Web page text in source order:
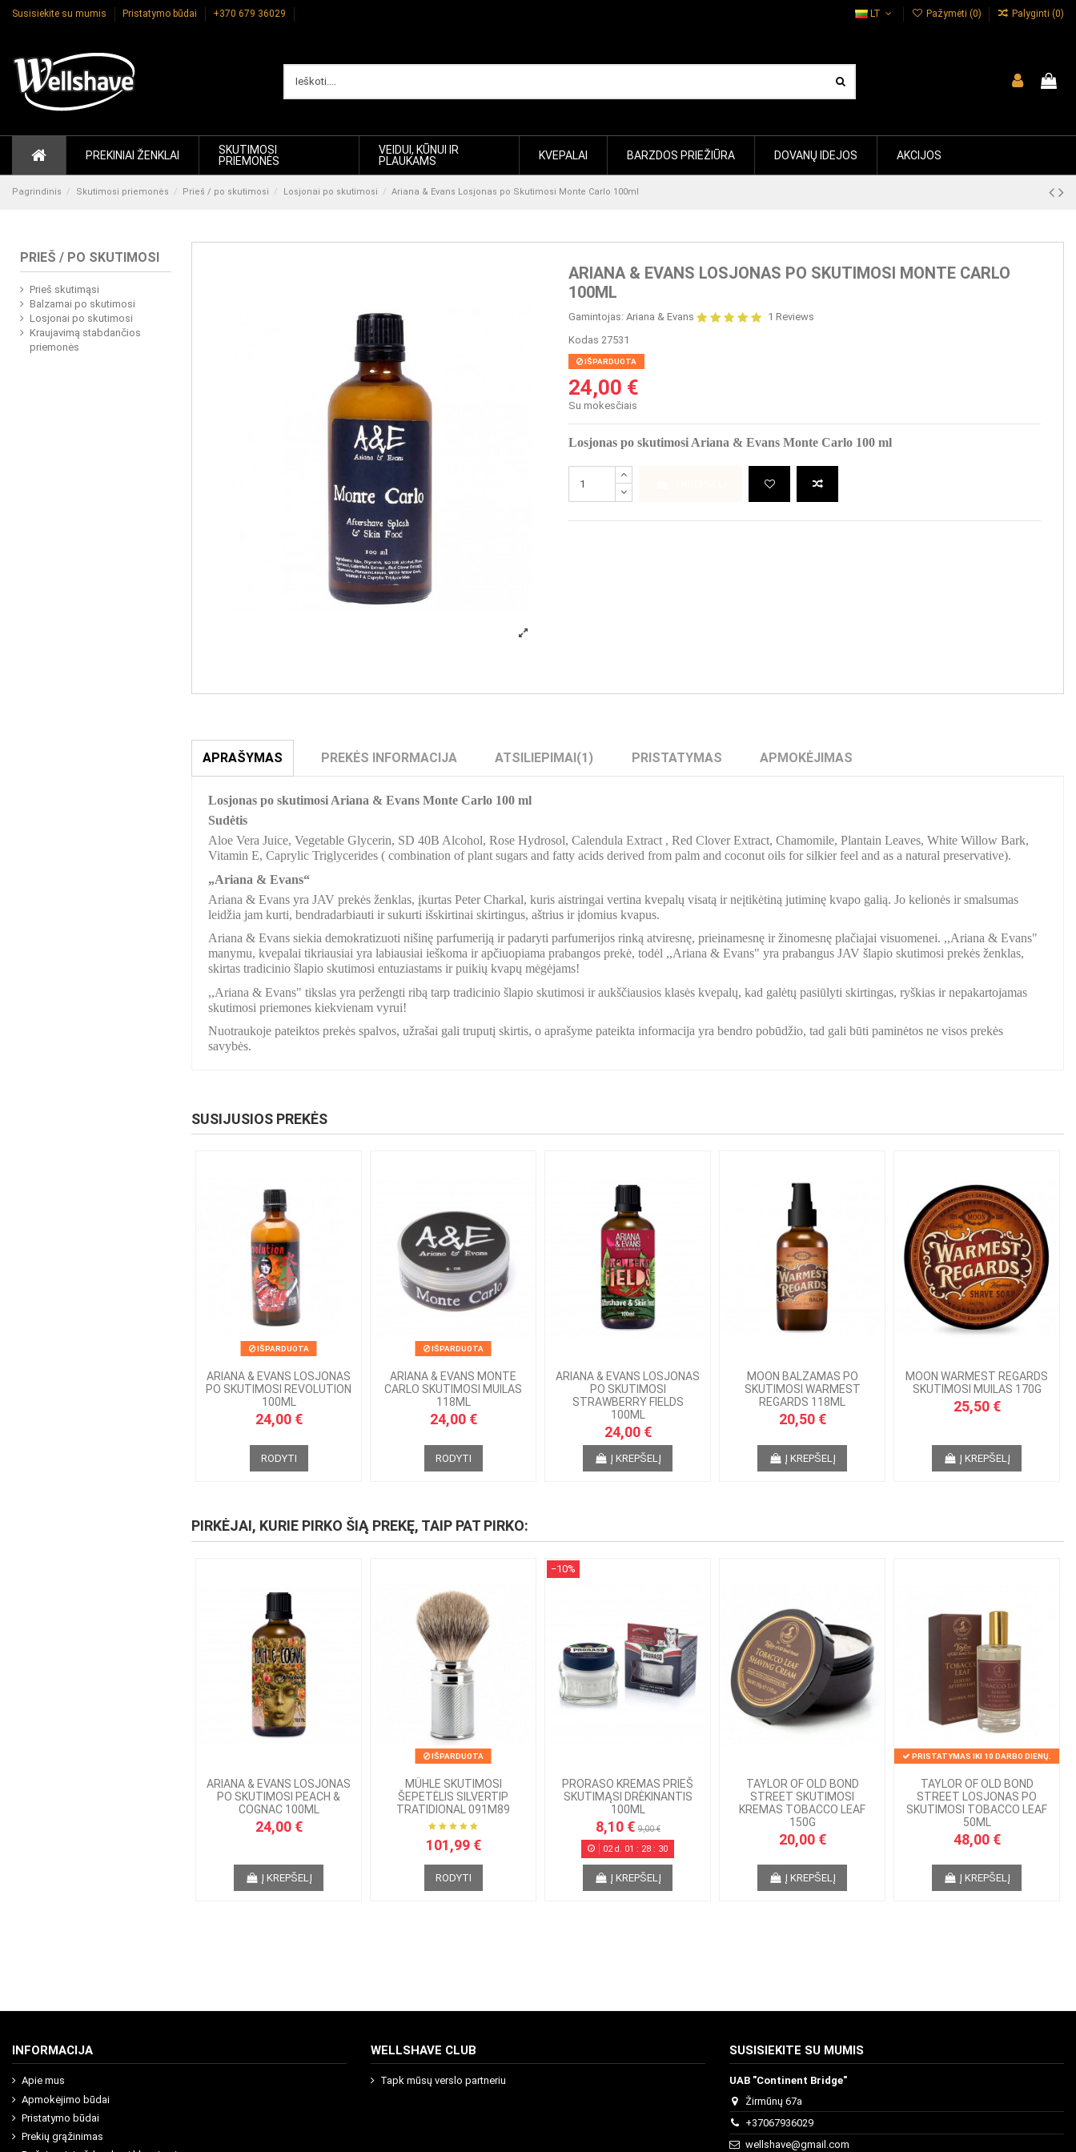
Susisiekite su mumis Pristatymo būdai +370 679 36029 LT Pažymėti (0) Palyginti (0)
PREKINIAI ŽENKLAI
SKUTIMOSI
PRIEMONĖS
VEIDUI, KŪNUI IR
PLAUKAMS
KVEPALAI BARZDOS PRIEŽIŪRA DOVANŲ IDEJOS AKCIJOS
Pagrindinis Skutimosi priemonės Prieš / po skutimosi Losjonai po skutimosi Ariana & Evans Losjonas po Skutimosi Monte Carlo 100ml
ARIANA & EVANS LOSJONAS PO SKUTIMOSI MONTE CARLO
100ML
Gamintojas: Ariana & Evans
1 Reviews
Kodas 27531
IŠPARDUOTA
24,00 €
Su mokesčiais
Losjonas po skutimosi Ariana & Evans Monte Carlo 100 ml
APRAŠYMAS PREKĖS INFORMACIJA ATSILIEPIMAI (1) PRISTATYMAS APMOKĖJIMAS
Losjonas po skutimosi Ariana & Evans Monte Carlo 100 ml
Sudėtis
Aloe Vera Juice, Vegetable Glycerin, SD 40B Alcohol, Rose Hydrosol, Calendula Extract , Red Clover Extract, Chamomile, Plantain Leaves, White Willow Bark,
Vitamin E, Caprylic Triglycerides ( combination of plant sugars and fatty acids derived from palm and coconut oils for silkier feel and as a natural preservative).
„Ariana & Evans“
Ariana & Evans yra JAV prekės ženklas, įkurtas Peter Charkal, kuris aistringai vertina kvepalų visatą ir neįtikėtiną jutiminę kvapo galią. Jo kelionės ir smalsumas
leidžia jam kurti, bendradarbiauti ir sukurti išskirtinai skirtingus, aštrius ir įdomius kvapus.
Ariana & Evans siekia demokratizuoti nišinę parfumeriją ir padaryti parfumerijos rinką atviresnę, prieinamesnę ir žinomesnę plačiajai visuomenei. ,,Ariana & Evans"
manymu, kvepalai tikriausiai yra labiausiai ieškoma ir apčiuopiama prabangos prekė, todėl ,,Ariana & Evans" yra prabangus JAV šlapio skutimosi prekės ženklas,
skirtas tradicinio šlapio skutimosi entuziastams ir puikių kvapų mėgėjams!
,,Ariana & Evans" tikslas yra peržengti ribą tarp tradicinio šlapio skutimosi ir aukščiausios klasės kvepalų, kad galėtų pasiūlyti skirtingas, ryškias ir nepakartojamas
skutimosi priemones kiekvienam vyrui!
Nuotraukoje pateiktos prekės spalvos, užrašai gali truputį skirtis, o aprašyme pateikta informacija yra bendro pobūdžio, tad gali būti paminėtos ne visos prekės
savybės.
SUSIJUSIOS PREKĖS
IŠPARDUOTA
ARIANA & EVANS LOSJONAS
PO SKUTIMOSI REVOLUTION
100ML
24,00 €
RODYTI
IŠPARDUOTA
ARIANA & EVANS MONTE
CARLO SKUTIMOSI MUILAS
118ML
24,00 €
RODYTI
ARIANA & EVANS LOSJONAS
PO SKUTIMOSI
STRAWBERRY FIELDS
100ML
24,00 €
Į KREPŠELĮ
MOON BALZAMAS PO
SKUTIMOSI WARMEST
REGARDS 118ML
20,50 €
Į KREPŠELĮ
MOON WARMEST REGARDS
SKUTIMOSI MUILAS 170G
25,50 €
Į KREPŠELĮ
PIRKĖJAI, KURIE PIRKO ŠIĄ PREKĘ, TAIP PAT PIRKO:
ARIANA & EVANS LOSJONAS
PO SKUTIMOSI PEACH &
COGNAC 100ML
24,00 €
Į KREPŠELĮ
IŠPARDUOTA
MÜHLE SKUTIMOSI
ŠEPETĖLIS SILVERTIP
TRATIDIONAL 091M89
101,99 €
RODYTI
−10%
PRORASO KREMAS PRIEŠ
SKUTIMĄSI DRĖKINANTIS
100ML
8,10 €9,00 €
02d. 01 : 28 : 29
Į KREPŠELĮ
TAYLOR OF OLD BOND
STREET SKUTIMOSI
KREMAS TOBACCO LEAF
150G
20,00 €
Į KREPŠELĮ
PRISTATYMAS IKI 10 DARBO DIENŲ.
TAYLOR OF OLD BOND
STREET LOSJONAS PO
SKUTIMOSI TOBACCO LEAF
50ML
48,00 €
Į KREPŠELĮ
PRIEŠ / PO SKUTIMOSI
Prieš skutimąsi
Balzamai po skutimosi
Losjonai po skutimosi
Kraujavimą stabdančios
priemonės
INFORMACIJA
Apie mus
Apmokėjimo būdai
Pristatymo būdai
Prekių grąžinimas
WELLSHAVE CLUB
Tapk mūsų verslo partneriu
SUSISIEKITE SU MUMIS
UAB "Continent Bridge"
Žirmūnų 67a
+37067936029
wellshave@gmail.com